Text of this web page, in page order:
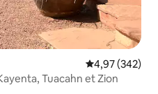
Évaluation
4,97 (342)
Tuacahn et Zion